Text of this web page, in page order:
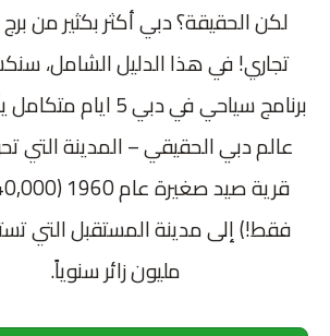
لكن الحقيقة؟ دبي أكثر بكثير من
تجاري! في هذا الدليل الشامل،
برنامج سياحي في دبي 5
عالم دبي الحقيقي – المدينة التي
مليون زائر سنوياً.